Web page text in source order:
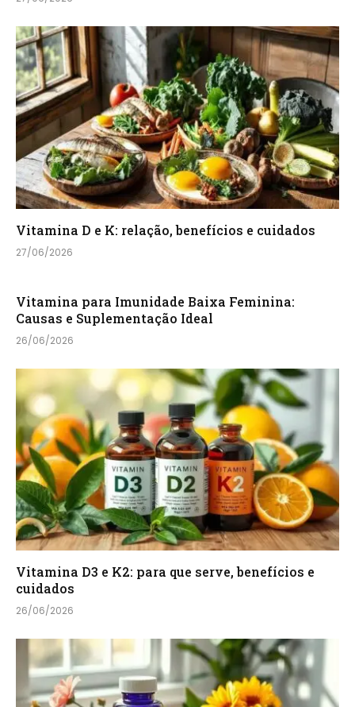
Vitamina D e K: relação, benefícios e cuidados
27/06/2026
Vitamina para Imunidade Baixa Feminina:
Causas e Suplementação Ideal
26/06/2026
Vitamina D3 e K2: para que serve, benefícios e
cuidados
26/06/2026